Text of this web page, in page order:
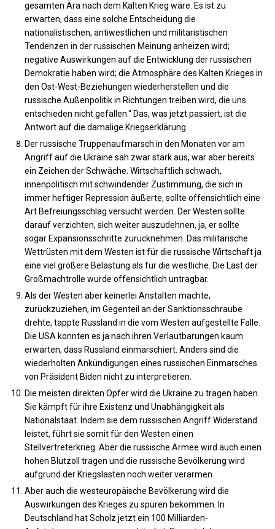
gesamten Ära nach dem Kalten Krieg wäre. Es ist zu
erwarten, dass eine solche Entscheidung die
nationalistischen, antiwestlichen und militaristischen
Tendenzen in der russischen Meinung anheizen wird;
negative Auswirkungen auf die Entwicklung der russischen
Demokratie haben wird; die Atmosphäre des Kalten Krieges in
den Ost-West-Beziehungen wiederherstellen und die
russische Außenpolitik in Richtungen treiben wird, die uns
entschieden nicht gefallen.“ Das, was jetzt passiert, ist die
Antwort auf die damalige Kriegserklärung.
Der russische Truppenaufmarsch in den Monaten vor am
Angriff auf die Ukraine sah zwar stark aus, war aber bereits
ein Zeichen der Schwäche. Wirtschaftlich schwach,
innenpolitisch mit schwindender Zustimmung, die sich in
immer heftiger Repression äußerte, sollte offensichtlich eine
Art Befreiungsschlag versucht werden. Der Westen sollte
darauf verzichten, sich weiter auszudehnen, ja, er sollte
sogar Expansionsschritte zurücknehmen. Das militärische
Wettrüsten mit dem Westen ist für die russische Wirtschaft ja
eine viel größere Belastung als für die westliche. Die Last der
Großmachtrolle wurde offensichtlich untragbar.
Als der Westen aber keinerlei Anstalten machte,
zurückzuziehen, im Gegenteil an der Sanktionsschraube
drehte, tappte Russland in die vom Westen aufgestellte Falle.
Die USA konnten es ja nach ihren Verlautbarungen kaum
erwarten, dass Russland einmarschiert. Anders sind die
wiederholten Ankündigungen eines russischen Einmarsches
von Präsident Biden nicht zu interpretieren.
Die meisten direkten Opfer wird die Ukraine zu tragen haben.
Sie kämpft für ihre Existenz und Unabhängigkeit als
Nationalstaat. Indem sie dem russischen Angriff Widerstand
leistet, führt sie somit für den Westen einen
Stellvertreterkrieg. Aber die russische Armee wird auch einen
hohen Blutzoll tragen und die russische Bevölkerung wird
aufgrund der Kriegslasten noch weiter verarmen.
Aber auch die westeuropäische Bevölkerung wird die
Auswirkungen des Krieges zu spüren bekommen. In
Deutschland hat Scholz jetzt ein 100 Milliarden-